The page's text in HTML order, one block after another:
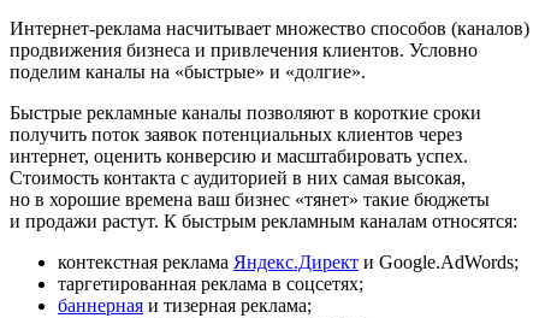
Интернет-реклама насчитывает множество способов (каналов)
продвижения бизнеса и привлечения клиентов. Условно
поделим каналы на «быстрые» и «долгие».
Быстрые рекламные каналы позволяют в короткие сроки
получить поток заявок потенциальных клиентов через
интернет, оценить конверсию и масштабировать успех.
Стоимость контакта с аудиторией в них самая высокая,
но в хорошие времена ваш бизнес «тянет» такие бюджеты
и продажи растут. К быстрым рекламным каналам относятся:
контекстная реклама Яндекс.Директ и Google.AdWords;
таргетированная реклама в соцсетях;
баннерная и тизерная реклама;